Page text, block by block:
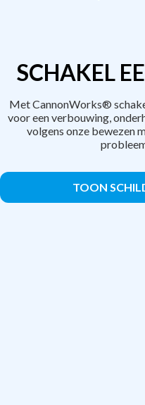
SCHAKEL
Met CannonWorks®
voor een verbouwing,
volgens onze bewezen
TOON